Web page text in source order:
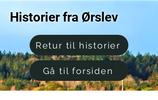
Historier fra Ørslev
Retur til historier
Gå til forsiden